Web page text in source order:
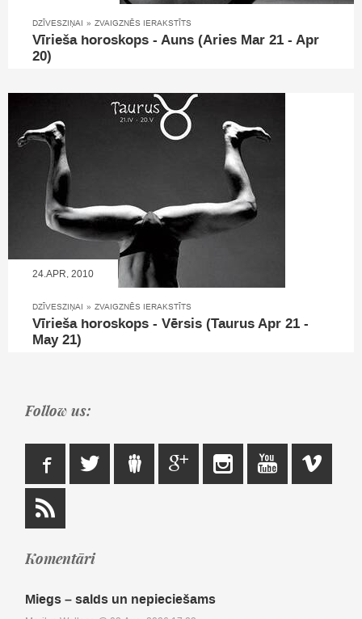
DZĪVESZIŅAI » ZVAIGZNĒS IERAKSTĪTS
Vīrieša horoskops - Auns (Aries Mar 21 - Apr
20)
24.APR, 2010
DZĪVESZIŅAI » ZVAIGZNĒS IERAKSTĪTS
Vīrieša horoskops - Vērsis (Taurus Apr 21 -
May 21)
Follow us:
Komentāri
Miegs – salds un nepieciešams